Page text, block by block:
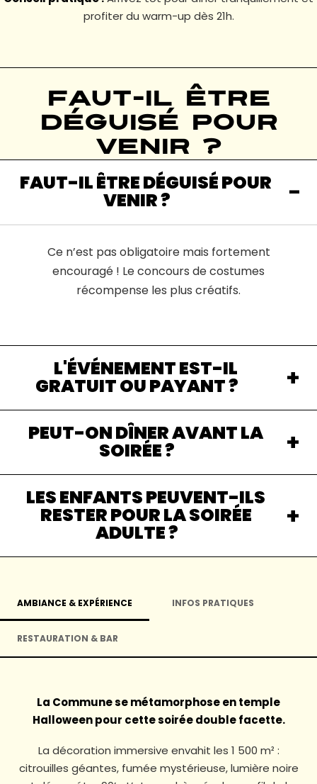
profiter du warm-up dès 21h.
Faut-il être
déguisé pour
venir ?
FAUT-IL ÊTRE DÉGUISÉ POUR
VENIR ?
Ce n’est pas obligatoire mais fortement
encouragé ! Le concours de costumes
récompense les plus créatifs.
L'ÉVÉNEMENT EST-IL
GRATUIT OU PAYANT ?
PEUT-ON DÎNER AVANT LA
SOIRÉE ?
LES ENFANTS PEUVENT-ILS
RESTER POUR LA SOIRÉE
ADULTE ?
AMBIANCE & EXPÉRIENCE INFOS PRATIQUES
RESTAURATION & BAR
La Commune se métamorphose en temple
Halloween pour cette soirée double facette.
La décoration immersive envahit les 1 500 m² :
citrouilles géantes, fumée mystérieuse, lumière noire